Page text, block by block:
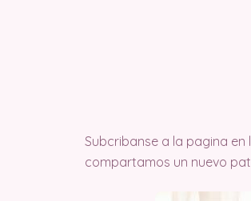
Subcribanse a la pagina
compartamos un nuevo